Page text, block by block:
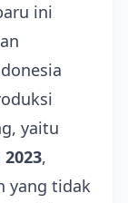
ini
yaitu
,
yang tidak